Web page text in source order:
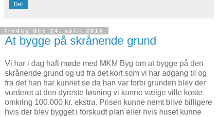
Del
fredag den 24. april 2015
At bygge på skrånende grund
Vi har i dag haft møde med MKM Byg om at bygge på den
skrånende grund og ud fra det kort som vi har adgang til og
fra det han har kunnet se da han var forbi grunden blev der
vurderet at den dyreste løsning vi kunne vælge ville koste
omkring 100.000 kr. ekstra. Prisen kunne nemt blive billigere
hvis der blev bygget i forskudt plan eller hvis huset kunne